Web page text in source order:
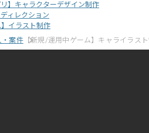
】キャラクターデザイン制作
ィレクション
】イラスト制作
・案件【新規/運用中ゲーム】キャライラス